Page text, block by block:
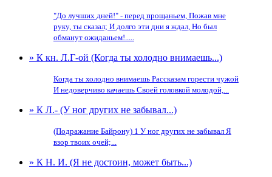
"До лучших дней!" - перед прощаньем, Пожав мне
руку, ты сказал; И долго эти дни я ждал, Но был
обманут ожиданьем!.....
» К кн. Л.Г-ой (Когда ты холодно внимаешь...)
Когда ты холодно внимаешь Рассказам горести чужой
И недоверчиво качаешь Своей головкой молодой,...
» К Л.- (У ног других не забывал...)
(Подражание Байрону) 1 У ног других не забывал Я
взор твоих очей;...
» К Н. И. (Я не достоин, может быть...)